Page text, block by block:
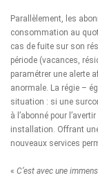
Parallèlement, les
consommation au
cas de fuite sur son
période (vacances,
paramétrer une alerte
anormale. La régie –
situation : si une
à l’abonné pour
installation. Offrant
nouveaux services
« C’est avec une